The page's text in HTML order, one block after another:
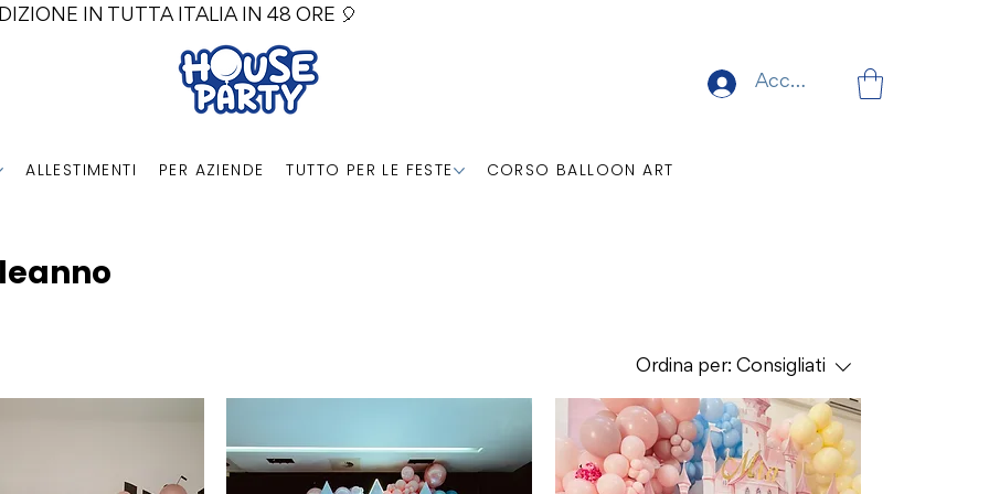
IN TUTTA ITALIA IN 48 ORE 🎈
Accedi
ALLESTIMENTI PER AZIENDE TUTTO PER LE FESTE CORSO BALLOON ART
Ordina per: Consigliati